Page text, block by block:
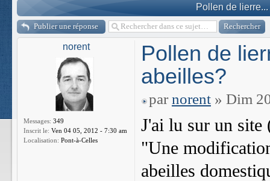
Pollen de
Publier une réponse
norent
Messages: 349
Inscrit le: Ven 04 05, 2012 - 7:30 am
Localisation: Pont-à-Celles
Pollen de
abeilles?
par norent » Dim
J'ai lu sur un
"Une
abeilles